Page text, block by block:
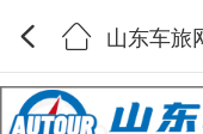
山东车旅